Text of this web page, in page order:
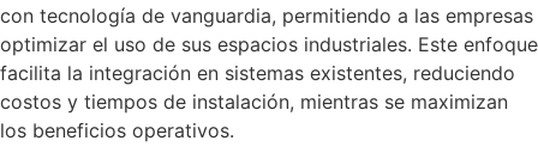
con tecnología de vanguardia, permitiendo a las empresas
optimizar el uso de sus espacios industriales. Este enfoque
facilita la integración en sistemas existentes, reduciendo
costos y tiempos de instalación, mientras se maximizan
los beneficios operativos.